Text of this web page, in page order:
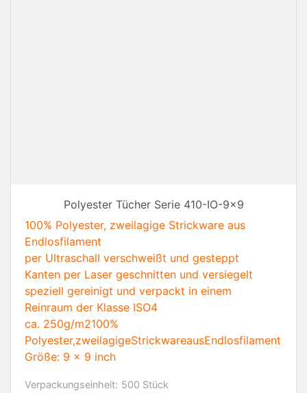
Polyester Tücher Serie 410-IO-9x9
100% Polyester, zweilagige Strickware aus
Endlosfilament
per Ultraschall verschweißt und gesteppt
Kanten per Laser geschnitten und versiegelt
speziell gereinigt und verpackt in einem
Reinraum der Klasse ISO4
ca. 250g/m2100%
Polyester,zweilagigeStrickwareausEndlosfilament
Größe: 9 x 9 inch
Verpackungseinheit: 500 Stück